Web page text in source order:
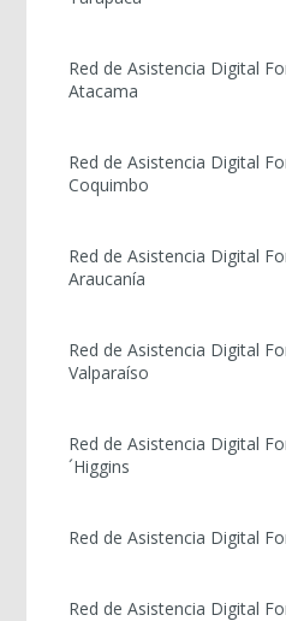
Red de Asistencia Digital
Atacama
Red de Asistencia Digital
Coquimbo
Red de Asistencia Digital
Araucanía
Red de Asistencia Digital
Valparaíso
Red de Asistencia Digital
´Higgins
Red de Asistencia Digital
Red de Asistencia Digital